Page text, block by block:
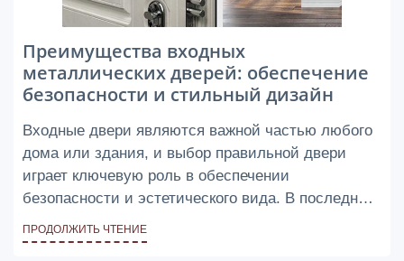
Преимущества входных
металлических дверей: обеспечение
безопасности и стильный дизайн
Входные двери являются важной частью любого
дома или здания, и выбор правильной двери
играет ключевую роль в обеспечении
безопасности и эстетического вида. В последние
годы входные металлические двери
ПРОДОЛЖИТЬ ЧТЕНИЕ